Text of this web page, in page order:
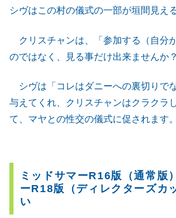
シヴはこの村の儀式の一部が垣間見え
クリスチャンは、「参加する（自分
のではなく、見る事だけ出来ませんか
シヴは「コレはダニーへの裏切りで
与えてくれ、クリスチャンはクラクラ
て、マヤとの性交の儀式に促されます。
ミッドサマーR16版（通常版
ーR18版（ディレクターズカ
い